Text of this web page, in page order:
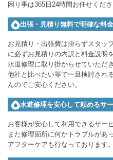
困り事は365日24時間お任せくださ
出張・見積り無料で明確な料
お見積り・出張費は掛らずスタッ
に必ずお見積りの内訳と料金説明
水道修理に取り掛からせていただき
他社と比べたい等で一旦検討され
んのでご安心ください。
水道修理を安心して頼めるサ
お客様が安心して利用できるサー
また修理箇所に何かトラブルがあ
アフターケアも行なっております。